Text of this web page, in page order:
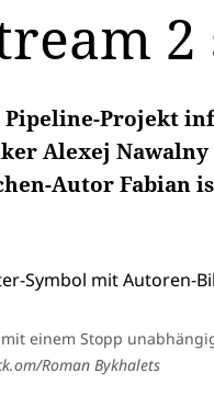
2
Pipeline-Projekt
Alexej
Autor Fabian
einem Stopp
Roman Bykhalets